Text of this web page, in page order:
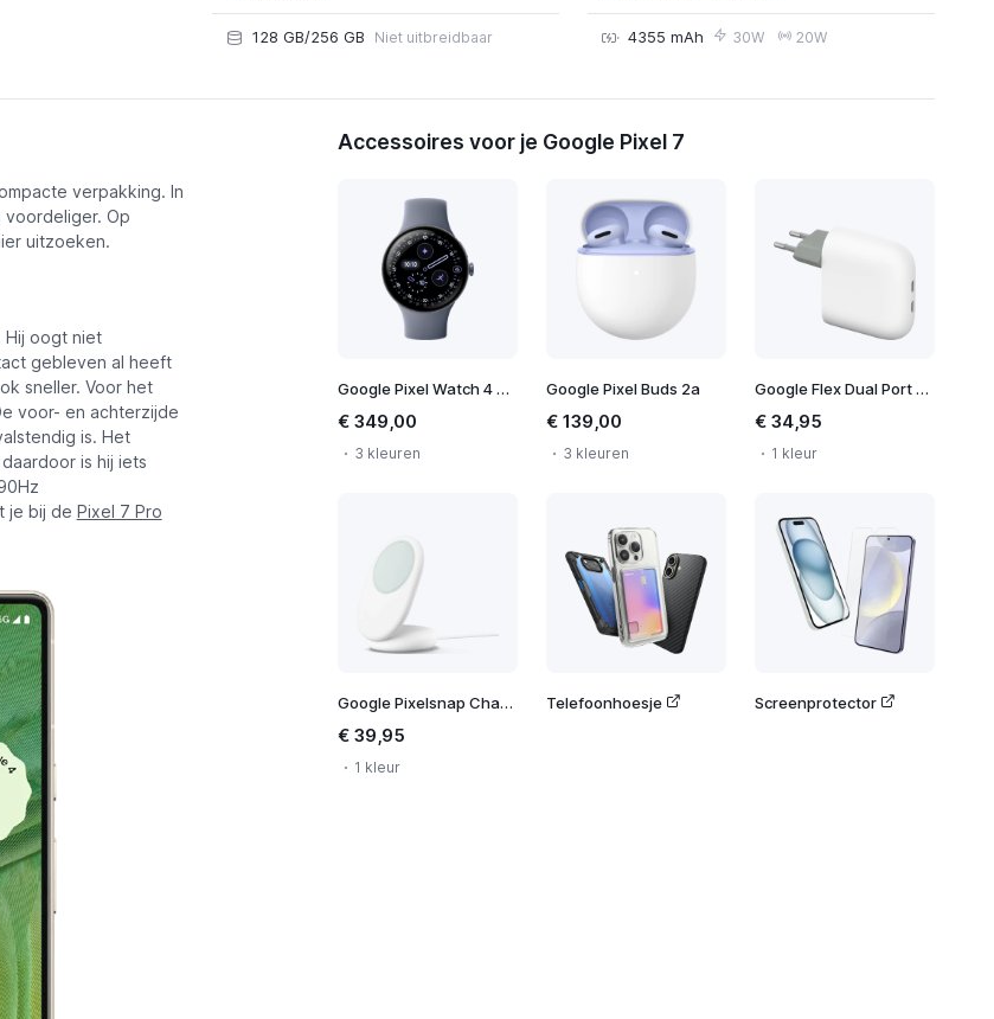
128 GB/256 GB Niet uitbreidbaar 4355 mAh 30W 20W
verpakking. In
Op
uitzoeken.
Hij oogt niet
gebleven al heeft
sneller. Voor het
voor- en achterzijde
is. Het
is hij iets
je bij de Pixel 7 Pro
Accessoires voor je Google Pixel 7
Google Pixel Watch 4 45mm
€ 349,00
3 kleuren
Google Pixel Buds 2a
€ 139,00
3 kleuren
Google Flex Dual Port 67W USB-C Fast Charger
€ 34,95
1 kleur
Google Pixelsnap Charger with Stand
€ 39,95
1 kleur
Telefoonhoesje Screenprotector